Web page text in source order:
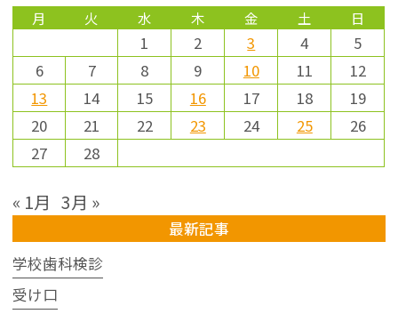
月 火 水 木 金 土 日
1 2 3 4
5
6
7 8 9 10 11
12
13
14 15 16 17 18
19
20
21 22 23 24 25
26
27
28
« 1月 3月 »
最新記事
学校歯科検診
受け口